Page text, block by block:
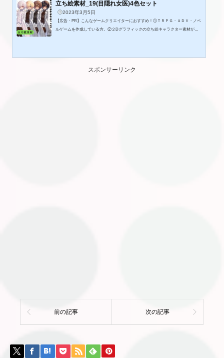
立ち絵素材_19(目隠れ女医)4色セット
2023年3月5日
【広告・PR】こんなゲームクリエイターにおすすめ！①ＴＲＰＧ・ＡＤＶ・ノベ
ルゲームを作成している方。②２Dグラフィックの立ち絵キャラクター素材が必
式)表情:10種カラー:4種計40枚【ご利用詳細】・どなたでもお使いいただけます...
スポンサーリンク
前の記事 次の記事